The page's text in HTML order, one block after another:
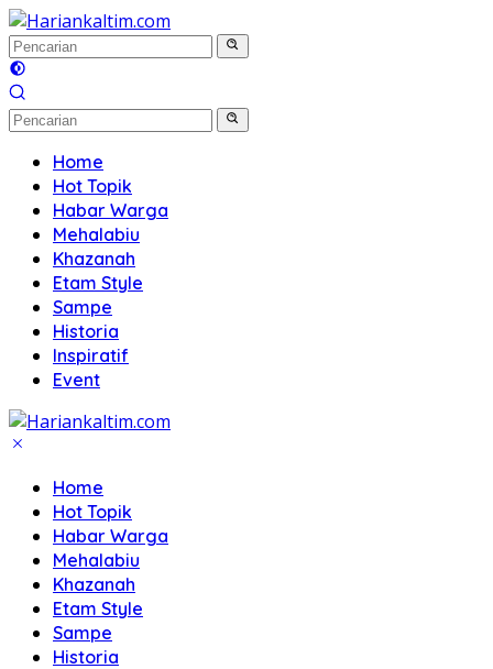
Langsung
ke
konten
Home
Hot Topik
Habar Warga
Mehalabiu
Khazanah
Etam Style
Sampe
Historia
Inspiratif
Event
Home
Hot Topik
Habar Warga
Mehalabiu
Khazanah
Etam Style
Sampe
Historia